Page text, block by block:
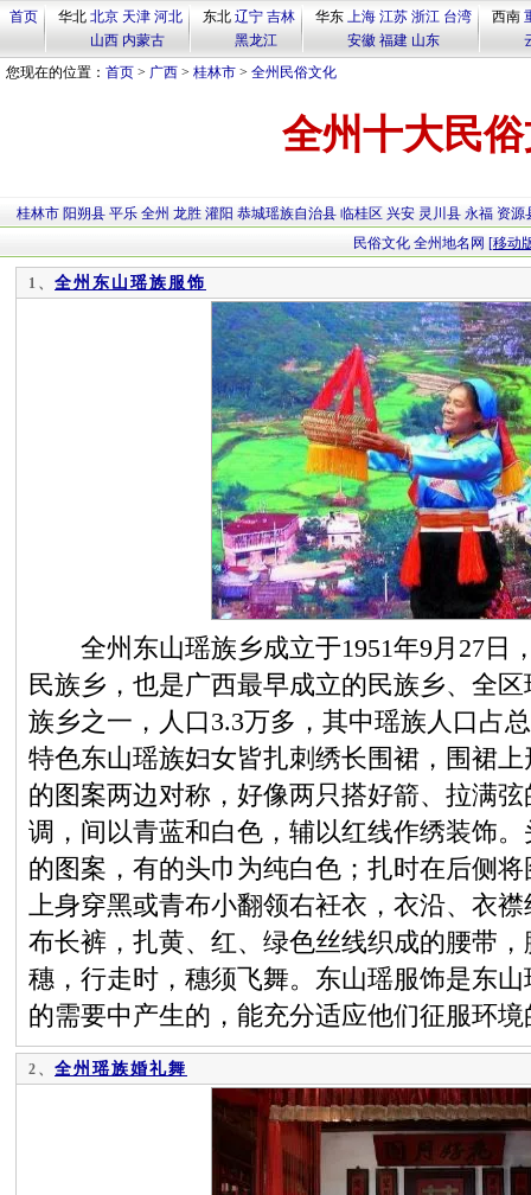
首页 华北 北京 天津 河北
山西 内蒙古
东北 辽宁 吉林
黑龙江
华东 上海 江苏 浙江 台湾
安徽 福建 山东
西南
您现在的位置： 首页 > 广西 > 桂林市 > 全州民俗文化
全州十大民
桂林市 阳朔县 平乐 全州 龙胜 灌阳 恭城瑶族自治县 临桂区 兴安 灵川县 永福 资源
民俗文化 全州地名网 [移动
1、 全州东山瑶族服饰
全州东山瑶族乡成立于1951年9月27日
民族乡，也是广西最早成立的民族乡、全
族乡之一，人口3.3万多，其中瑶族人口占
特色东山瑶族妇女皆扎刺绣长围裙，围裙
的图案两边对称，好像两只搭好箭、拉满
调，间以青蓝和白色，辅以红线作绣装饰
的图案，有的头巾为纯白色；扎时在后侧
上身穿黑或青布小翻领右衽衣，衣沿、衣
布长裤，扎黄、红、绿色丝线织成的腰带
穗，行走时，穗须飞舞。东山瑶服饰是东
的需要中产生的，能充分适应他们征服环
2、 全州瑶族婚礼舞